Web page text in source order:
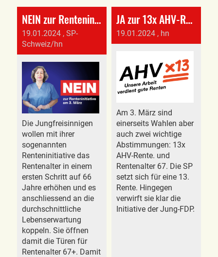
NEIN zur Renteninitiative der Jungfreisinnigen
19.01.2024 , SP-
Schweiz/hn
Die Jungfreisinnigen
wollen mit ihrer
sogenannten
Renteninitiative das
Rentenalter in einem
ersten Schritt auf 66
Jahre erhöhen und es
anschliessend an die
durchschnittliche
Lebenserwartung
koppeln. Sie öffnen
damit die Türen für
Rentenalter 67+. Damit
JA zur 13x AHV-Rente, denn die Renten reichen nicht mehr
19.01.2024 , hn
Am 3. März sind
einerseits Wahlen aber
auch zwei wichtige
Abstimmungen: 13x
AHV-Rente. und
Rentenalter 67. Die SP
setzt sich für eine 13.
Rente. Hingegen
verwirft sie klar die
Initiative der Jung-FDP.